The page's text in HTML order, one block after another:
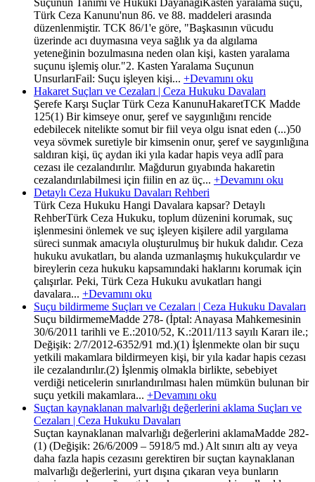
Türk Ceza Kanunu'nun 86. ve 88. maddeleri arasında
düzenlenmiştir. TCK 86/1'e göre, "Başkasının vücudu
üzerinde acı duymasına veya sağlık ya da algılama
yeteneğinin bozulmasına neden olan kişi, kasten yaralama
suçunu işlemiş olur."2. Kasten Yaralama Suçunun
UnsurlarıFail: Suçu işleyen kişi... +Devamını oku
Hakaret Suçları ve Cezaları | Ceza Hukuku Davaları
Şerefe Karşı Suçlar Türk Ceza KanunuHakaretTCK Madde
125(1) Bir kimseye onur, şeref ve saygınlığını rencide
edebilecek nitelikte somut bir fiil veya olgu isnat eden (...)50
veya sövmek suretiyle bir kimsenin onur, şeref ve saygınlığına
saldıran kişi, üç aydan iki yıla kadar hapis veya adlî para
cezası ile cezalandırılır. Mağdurun gıyabında hakaretin
cezalandırılabilmesi için fiilin en az üç... +Devamını oku
Detaylı Ceza Hukuku Davaları Rehberi
Türk Ceza Hukuku Hangi Davalara kapsar? Detaylı
RehberTürk Ceza Hukuku, toplum düzenini korumak, suç
işlenmesini önlemek ve suç işleyen kişilere adil yargılama
süreci sunmak amacıyla oluşturulmuş bir hukuk dalıdır. Ceza
hukuku avukatları, bu alanda uzmanlaşmış hukukçulardır ve
bireylerin ceza hukuku kapsamındaki haklarını korumak için
çalışırlar. Peki, Türk Ceza Hukuku avukatları hangi
davalara... +Devamını oku
Suçu bildirmeme Suçları ve Cezaları | Ceza Hukuku Davaları
Suçu bildirmemeMadde 278- (İptal: Anayasa Mahkemesinin
30/6/2011 tarihli ve E.:2010/52, K.:2011/113 sayılı Kararı ile.;
Değişik: 2/7/2012-6352/91 md.)(1) İşlenmekte olan bir suçu
yetkili makamlara bildirmeyen kişi, bir yıla kadar hapis cezası
ile cezalandırılır.(2) İşlenmiş olmakla birlikte, sebebiyet
verdiği neticelerin sınırlandırılması halen mümkün bulunan bir
suçu yetkili makamlara... +Devamını oku
Suçtan kaynaklanan malvarlığı değerlerini aklama Suçları ve
Cezaları | Ceza Hukuku Davaları
Suçtan kaynaklanan malvarlığı değerlerini aklamaMadde 282-
(1) (Değişik: 26/6/2009 – 5918/5 md.) Alt sınırı altı ay veya
daha fazla hapis cezasını gerektiren bir suçtan kaynaklanan
malvarlığı değerlerini, yurt dışına çıkaran veya bunların